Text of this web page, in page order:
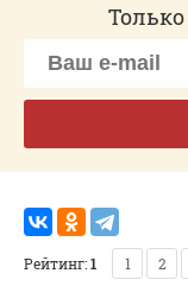
Рейтинг:1 1 2